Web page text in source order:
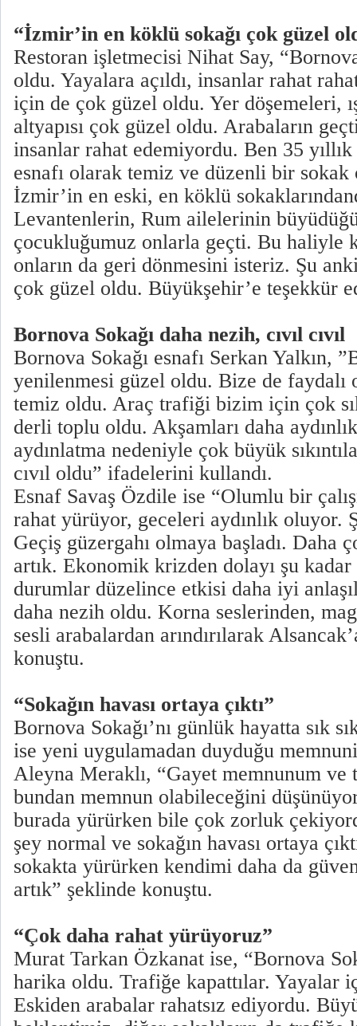
“İzmir’in en köklü sokağı çok güzel
Restoran işletmecisi Nihat Say,
oldu. Yayalara açıldı, insanlar rahat
için de çok güzel oldu. Yer döşemeleri,
altyapısı çok güzel oldu. Arabaların
insanlar rahat edemiyordu. Ben 35
esnafı olarak temiz ve düzenli bir sokak
İzmir’in en eski, en köklü
Levantenlerin, Rum ailelerinin
çocukluğumuz onlarla geçti. Bu haliyle
onların da geri dönmesini isteriz. Şu
çok güzel oldu. Büyükşehir’e teşekkür
Bornova Sokağı daha nezih, cıvıl cıvıl
Bornova Sokağı esnafı Serkan Yalkın,
yenilenmesi güzel oldu. Bize de faydalı
temiz oldu. Araç trafiği bizim için çok
derli toplu oldu. Akşamları daha
aydınlatma nedeniyle çok büyük
cıvıl oldu” ifadelerini kullandı.
Esnaf Savaş Özdile ise “Olumlu bir
rahat yürüyor, geceleri aydınlık oluyor.
Geçiş güzergahı olmaya başladı. Daha
artık. Ekonomik krizden dolayı şu
durumlar düzelince etkisi daha iyi
daha nezih oldu. Korna seslerinden,
sesli arabalardan arındırılarak
konuştu.
“Sokağın havası ortaya çıktı”
Bornova Sokağı’nı günlük hayatta sık
ise yeni uygulamadan duyduğu
Aleyna Meraklı, “Gayet memnunum ve
bundan memnun olabileceğini
burada yürürken bile çok zorluk
şey normal ve sokağın havası ortaya
sokakta yürürken kendimi daha da
artık” şeklinde konuştu.
“Çok daha rahat yürüyoruz”
Murat Tarkan Özkanat ise, “Bornova
harika oldu. Trafiğe kapattılar. Yayalar
Eskiden arabalar rahatsız ediyordu.